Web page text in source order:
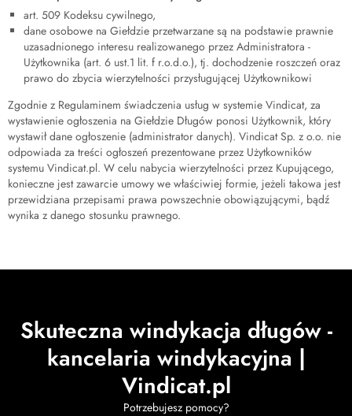
art. 509 Kodeksu cywilnego,
dane osobowe na Giełdzie przetwarzane są na podstawie prawnie
uzasadnionego interesu realizowanego przez Administratora -
Użytkownika (art. 6 ust.1 lit. f r.o.d.o.), tj. dochodzenie roszczeń oraz
prawo do zbycia wierzytelności przysługującej Użytkownikowi
Zgodnie z Regulaminem świadczenia usług w systemie Vindicat, za
wystawienie ogłoszenia na Giełdzie Długów ponosi Użytkownik, który
wystawił dane ogłoszenie (administrator danych). Vindicat Sp. z o.o. nie
odpowiada za treści ogłoszeń prezentowane przez Użytkowników
systemu Vindicat.pl. W celu nabycia wierzytelności przez Kupującego,
konieczne jest zawarcie umowy we właściwiej formie, jeżeli takowa jest
przewidziana przepisami prawa powszechnie obowiązującymi, bądź
wynika z danego stosunku prawnego.
Skuteczna windykacja długów -
kancelaria windykacyjna |
Vindicat.pl
Potrzebujesz pomocy?